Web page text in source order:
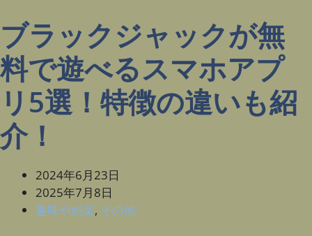
ブラックジャックが無
料で遊べるスマホアプ
リ5選！特徴の違いも紹
介！
2024年6月23日
2025年7月8日
趣味や娯楽, その他